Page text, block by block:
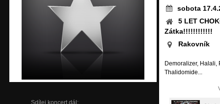
Sdílej koncert dál:
sobota
5 LET
Zátka!!!!!!!!!!!!
Rakovník
Demoralizer, Halali,
Thalidomide...